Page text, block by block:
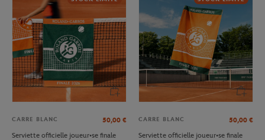
CARRE BLANC 50,00 €
Serviette officielle joueur•se finale
CARRE BLANC 50,00 €
Serviette officielle joueur•se finale